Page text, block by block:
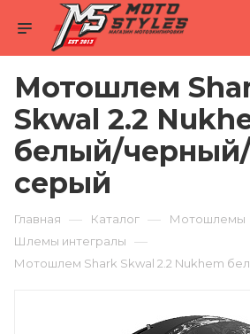
Мотошлем
Skwal 2.2
белый/
серый
Главная — Каталог — Мотошлемы
Шлемы интегралы —
Мотошлем Shark Skwal 2.2 Nukhem